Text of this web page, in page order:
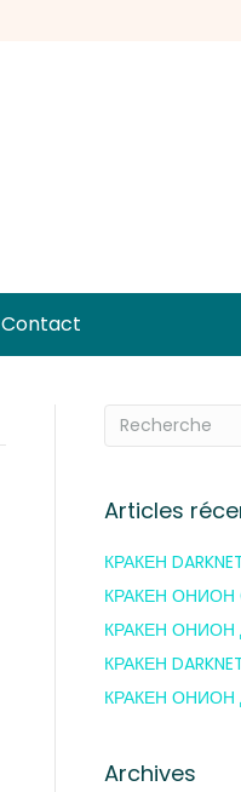
Contact
Articles
КРАКЕН
КРАКЕН ОНИОН
КРАКЕН
КРАКЕН
КРАКЕН
Archives